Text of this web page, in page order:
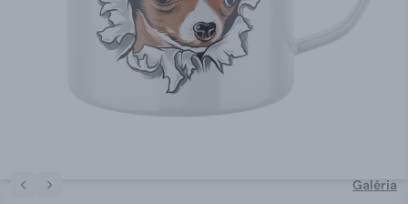
Galéria